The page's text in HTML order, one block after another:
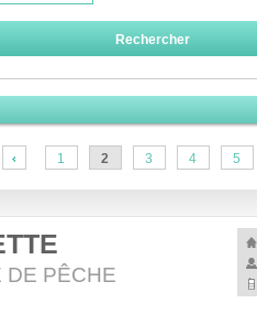
1 2 3 4 5
DE PÊCHE